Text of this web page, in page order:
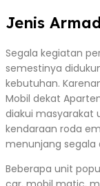
Jenis
Segala kegiatan
semestinya
kebutuhan.
Mobil dekat
diakui masyarakat
kendaraan roda
menunjang segala
Beberapa unit